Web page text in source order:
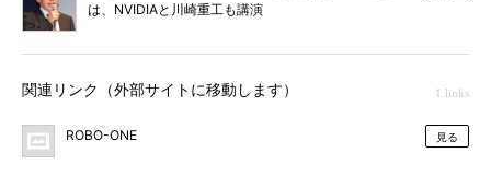
は、NVIDIAと川崎重工も講演
関連リンク（外部サイトに移動します） 1 links
ROBO-ONE 見る